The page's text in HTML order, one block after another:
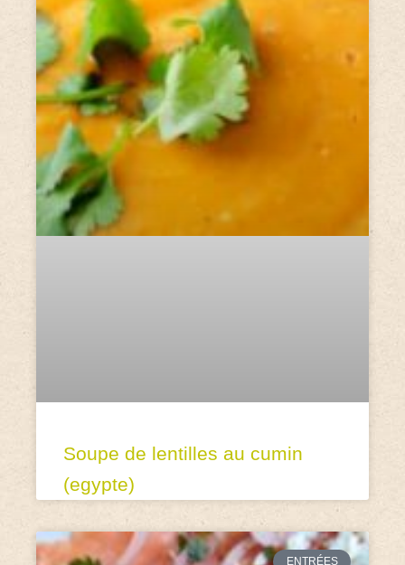
Soupe de lentilles au cumin
(egypte)
ENTRÉES